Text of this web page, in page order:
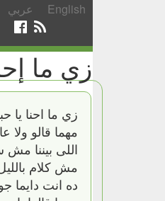
عربي English
زي ما
زي ما احنا يا
مهما قالو ولا
اللى بيننا مش
مش كلام
ده انت دايما